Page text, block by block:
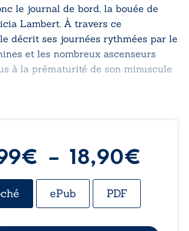
le journal de bord, la bouée de
Lambert. À travers ce
décrit ses journées rythmées par le
et les nombreux ascenseurs
à la prématurité de son minuscule
€ – 18,90€
de
ePub PDF